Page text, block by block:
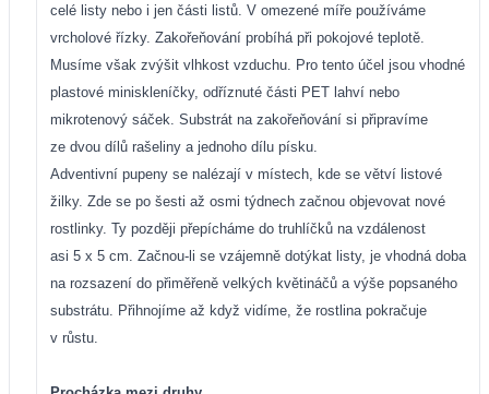
celé listy nebo i jen části listů. V omezené míře používáme
vrcholové řízky. Zakořeňování probíhá při pokojové teplotě.
Musíme však zvýšit vlhkost vzduchu. Pro tento účel jsou vhodné
plastové miniskleníčky, odříznuté části PET lahví nebo
mikrotenový sáček. Substrát na zakořeňování si připravíme
ze dvou dílů rašeliny a jednoho dílu písku.
Adventivní pupeny se nalézají v místech, kde se větví listové
žilky. Zde se po šesti až osmi týdnech začnou objevovat nové
rostlinky. Ty později přepícháme do truhlíčků na vzdálenost
asi 5 x 5 cm. Začnou-li se vzájemně dotýkat listy, je vhodná doba
na rozsazení do přiměřeně velkých květináčů a výše popsaného
substrátu. Přihnojíme až když vidíme, že rostlina pokračuje
v růstu.